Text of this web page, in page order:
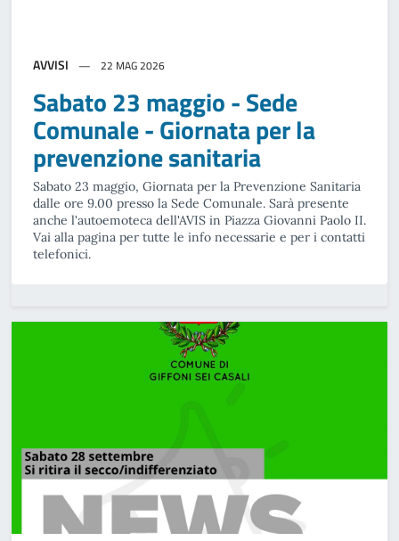
AVVISI 22 MAG 2026
Sabato 23 maggio - Sede
Comunale - Giornata per la
prevenzione sanitaria
Sabato 23 maggio, Giornata per la Prevenzione Sanitaria
dalle ore 9.00 presso la Sede Comunale. Sarà presente
anche l'autoemoteca dell'AVIS in Piazza Giovanni Paolo II.
Vai alla pagina per tutte le info necessarie e per i contatti
telefonici.